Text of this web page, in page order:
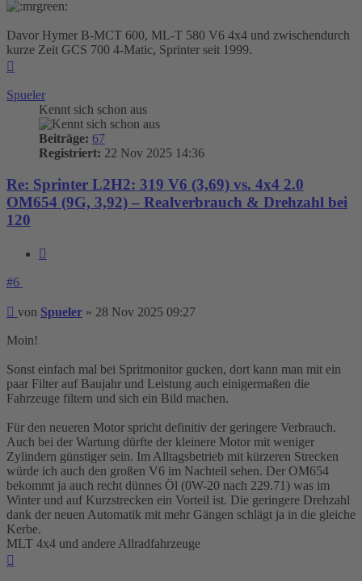
Davor Hymer B-MCT 600, ML-T 580 V6 4x4 und zwischendurch
kurze Zeit GCS 700 4-Matic, Sprinter seit 1999.
Spueler
Kennt sich schon aus
Beiträge: 67
Registriert: 22 Nov 2025 14:36
Re: Sprinter L2H2: 319 V6 (3,69) vs. 4x4 2.0
OM654 (9G, 3,92) – Realverbrauch & Drehzahl bei
120
#6
Beitrag
von Spueler » 28 Nov 2025 09:27
Moin!
Sonst einfach mal bei Spritmonitor gucken, dort kann man mit ein
paar Filter auf Baujahr und Leistung auch einigermaßen die
Fahrzeuge filtern und sich ein Bild machen.
Für den neueren Motor spricht definitiv der geringere Verbrauch.
Auch bei der Wartung dürfte der kleinere Motor mit weniger
Zylindern günstiger sein. Im Alltagsbetrieb mit kürzeren Strecken
würde ich auch den großen V6 im Nachteil sehen. Der OM654
bekommt ja auch recht dünnes Öl (0W-20 nach 229.71) was im
Winter und auf Kurzstrecken ein Vorteil ist. Die geringere Drehzahl
dank der neuen Automatik mit mehr Gängen schlägt ja in die gleiche
Kerbe.
MLT 4x4 und andere Allradfahrzeuge